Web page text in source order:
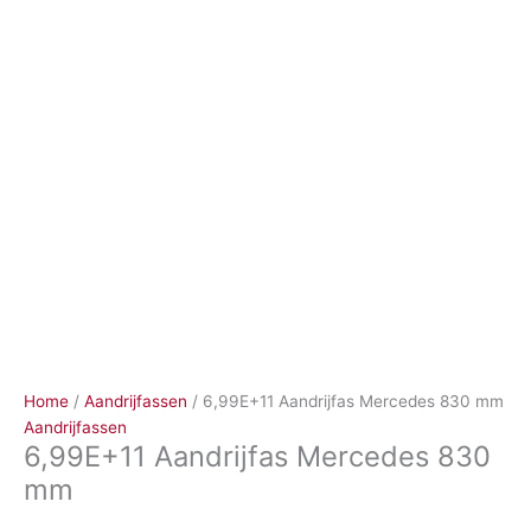
Home / Aandrijfassen / 6,99E+11 Aandrijfas Mercedes 830 mm
Aandrijfassen
6,99E+11 Aandrijfas Mercedes 830
mm